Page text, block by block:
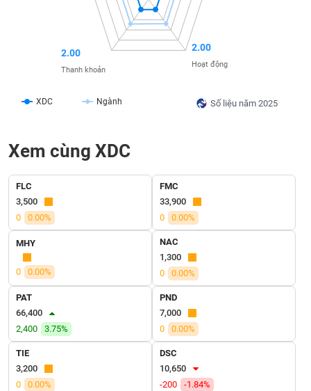
Số liệu năm 2025
XDC Ngành
2.00
Hoạt động
2.00
Thanh khoản
Xem cùng XDC
FLC
3,500
0
0.00%
FMC
33,900
0
0.00%
MHY
0 0.00%
NAC
1,300
0
0.00%
PAT
66,400
2,400
3.75%
PND
7,000
0
0.00%
TIE
3,200
0
0.00%
DSC
10,650
-200
-1.84%
THIẾT
TIÊU
DÙNG
THIẾT
YẾU
CHĂM
SÓC
SỨC
KHỎE